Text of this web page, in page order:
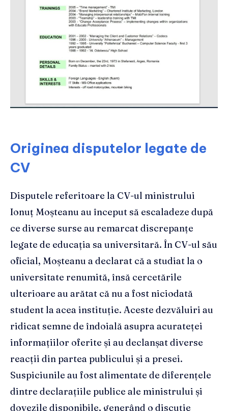
Originea disputelor legate de
CV
Disputele referitoare la CV-ul ministrului
Ionuț Moșteanu au început să escaladeze după
ce diverse surse au remarcat discrepanțe
legate de educația sa universitară. În CV-ul său
oficial, Moșteanu a declarat că a studiat la o
universitate renumită, însă cercetările
ulterioare au arătat că nu a fost niciodată
student la acea instituție. Aceste dezvăluiri au
ridicat semne de îndoială asupra acurateței
informațiilor oferite și au declanșat diverse
reacții din partea publicului și a presei.
Suspiciunile au fost alimentate de diferențele
dintre declarațiile publice ale ministrului și
dovezile disponibile, generând o discuție